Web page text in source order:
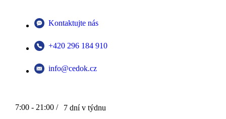
Kontaktujte nás
+420 296 184 910
info@cedok.cz
7:00 - 21:00 / 7 dní v týdnu